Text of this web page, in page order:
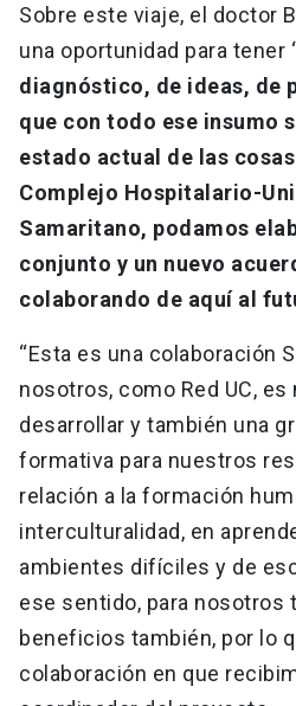
Sobre este viaje, el doctor
una oportunidad para tener
diagnóstico, de ideas, de
que con todo ese insumo
estado actual de las cosas
Complejo Hospitalario-
Samaritano, podamos
conjunto y un nuevo
colaborando de aquí al
“Esta es una colaboración
nosotros, como Red UC,
desarrollar y también una
formativa para nuestros
relación a la formación
interculturalidad, en
ambientes difíciles y de
ese sentido, para nosotros
beneficios también, por lo
colaboración en que